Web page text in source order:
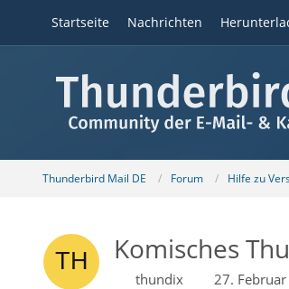
Startseite Nachrichten
Thunderbird Mail DE Forum Hilfe zu
Komisches
thundix 27.